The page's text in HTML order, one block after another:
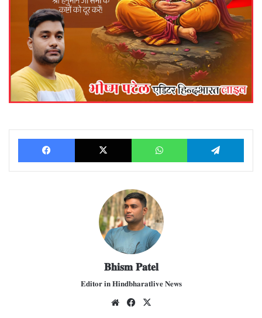
Facebook X WhatsApp
𝐁𝐡𝐢𝐬𝐦 𝐏𝐚𝐭𝐞𝐥
𝐄𝐝𝐢𝐭𝐨𝐫 𝐢𝐧 𝐇𝐢𝐧𝐝𝐛𝐡𝐚𝐫𝐚𝐭𝐥𝐢𝐯𝐞 𝐍𝐞𝐰𝐬
We
Fac